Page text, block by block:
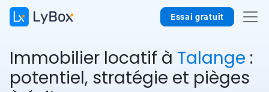
Essai gratuit
Immobilier locatif à Talange :
potentiel, stratégie et pièges